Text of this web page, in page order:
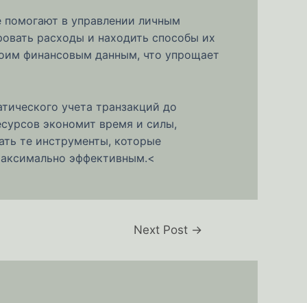
в управлении личным
расходы и находить способы их
финансовым данным, что упрощает
учета транзакций до
экономит время и силы,
те инструменты, которые
эффективным.<
Next Post →